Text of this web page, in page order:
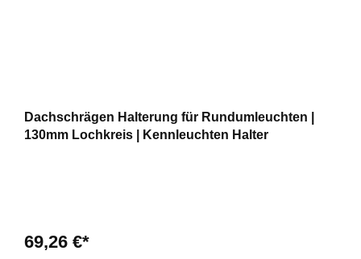
Dachschrägen Halterung für Rundumleuchten |
130mm Lochkreis | Kennleuchten Halter
69,26 €*